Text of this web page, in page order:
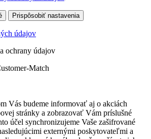
Prispôsobiť nastavenia
údajov
ochrany údajov
Match
Vás budeme informovať aj o akciách
stránky a zobrazovať Vám príslušné
účel synchronizujeme Vaše zašifrované
externými poskytovateľmi a